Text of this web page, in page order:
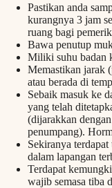
Pastikan anda
kurangnya 3 jam
ruang bagi
Bawa penutup
Miliki suhu badan
Memastikan jarak
atau berada di
Sebaik masuk ke
yang telah
(dijarakkan
penumpang).
Sekiranya
dalam lapangan
Terdapat
wajib semasa tiba